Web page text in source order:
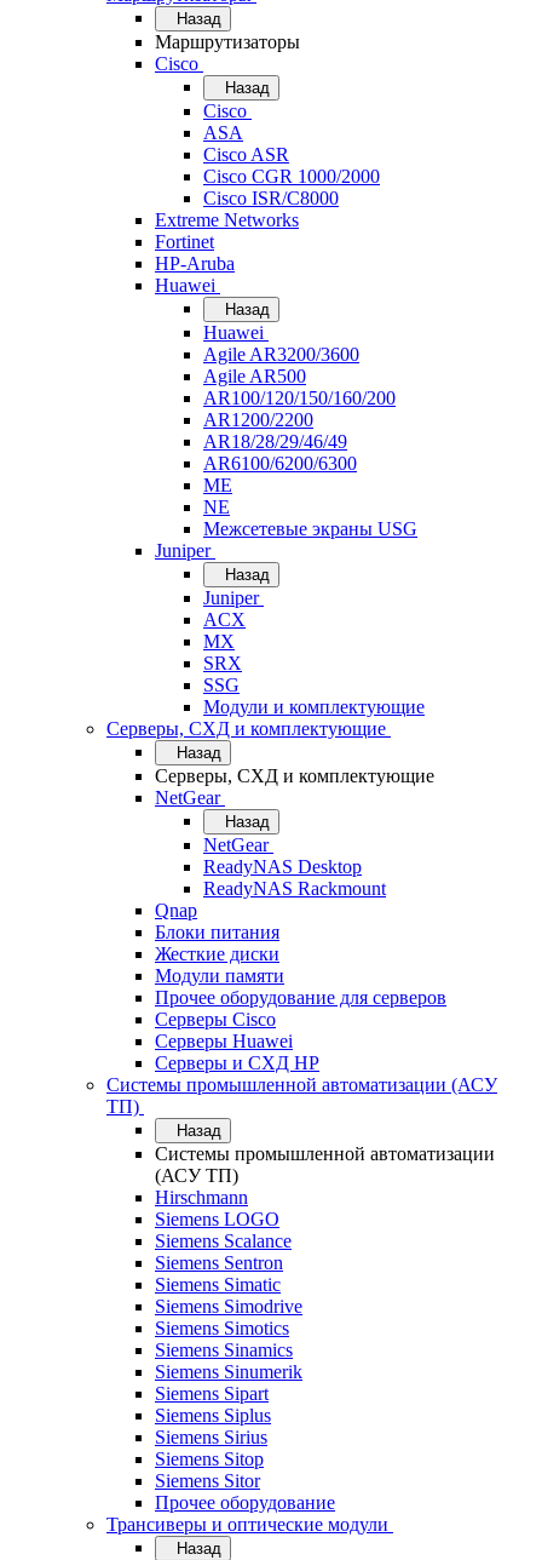
Назад
Маршрутизаторы
Cisco
Назад
Cisco
ASA
Cisco ASR
Cisco CGR 1000/2000
Cisco ISR/С8000
Extreme Networks
Fortinet
HP-Aruba
Huawei
Назад
Huawei
Agile AR3200/3600
Agile AR500
AR100/120/150/160/200
AR1200/2200
AR18/28/29/46/49
AR6100/6200/6300
ME
NE
Межсетевые экраны USG
Juniper
Назад
Juniper
ACX
MX
SRX
SSG
Модули и комплектующие
Серверы, СХД и комплектующие
Назад
Серверы, СХД и комплектующие
NetGear
Назад
NetGear
ReadyNAS Desktop
ReadyNAS Rackmount
Qnap
Блоки питания
Жесткие диски
Модули памяти
Прочее оборудование для серверов
Серверы Cisco
Серверы Huawei
Серверы и СХД HP
Системы промышленной автоматизации (АСУ
ТП)
Назад
Системы промышленной автоматизации
(АСУ ТП)
Hirschmann
Siemens LOGO
Siemens Scalance
Siemens Sentron
Siemens Simatic
Siemens Simodrive
Siemens Simotics
Siemens Sinamics
Siemens Sinumerik
Siemens Sipart
Siemens Siplus
Siemens Sirius
Siemens Sitop
Siemens Sitor
Прочее оборудование
Трансиверы и оптические модули
Назад